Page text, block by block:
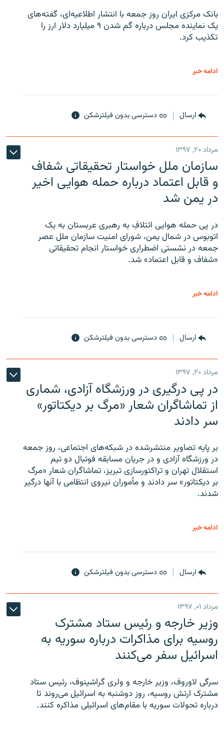
بانک مرکزی ایران روز جمعه با انتشار اطلاعیه‌ای، گفته‌های
یک نماینده مجلس درباره گم شدن ۹ میلیارد دلار ارز را
تکذیب کرد.
ادامه خبر
ارسال دسترسی بدون فیلترشکن
مرداد ۲۰, ۱۳۹۷
سازمان ملل خواستار تحقیقاتی شفاف
و قابل اعتماد درباره حمله هوایی اخیر
در یمن شد
در پی حمله هوایی ائتلافِ به رهبری عربستان به یک
اتوبوس در شمال یمن، شورای امنیت سازمان ملل عصر
جمعه در نشستی اضطراری خواستار انجام تحقیقاتی
«شفاف و قابل اعتماد» شد.
ادامه خبر
ارسال دسترسی بدون فیلترشکن
مرداد ۲۰, ۱۳۹۷
در پی درگیری در ورزشگاه آزادی، شماری
از تماشاگران شعار «مرگ بر دیکتاتور»
سر دادند
بر پایه تصاویر منتشرشده در شبکه‌های اجتماعی، روز جمعه
در ورزشگاه آزادی و در جریان مسابقه فوتبال دو تیم
استقلال تهران و تراکتورسازی تبریز، تماشاگران شعار «مرگ
بر دیکتاتور» سر دادند و مأموران نیروی انتظامی با آنها درگیر
شدند.
ادامه خبر
ارسال دسترسی بدون فیلترشکن
مرداد ۰۱, ۱۳۹۷
وزیر خارجه و رئیس‌ ستاد مشترک
روسیه برای مذاکرات درباره سوریه به
اسرائیل سفر می‌کنند
سرگی لاوروف، وزیر خارجه و ولری گراشینوف، رئیس ستاد
مشترک ارتش روسیه، روز دوشنبه به اسرائیل می‌روند تا
درباره تحولات سوریه با مقام‌های اسرائیلی مذاکره کنند.